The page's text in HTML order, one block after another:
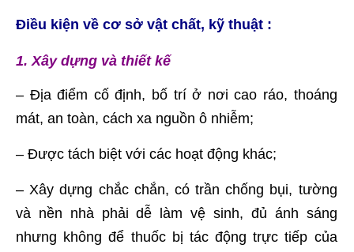
Điều kiện về cơ sở vật chất, kỹ thuật :
1. Xây dựng và thiết kế
– Địa điểm cố định, bố trí ở nơi cao ráo, thoáng
mát, an toàn, cách xa nguồn ô nhiễm;
– Được tách biệt với các hoạt động khác;
– Xây dựng chắc chắn, có trần chống bụi, tường
và nền nhà phải dễ làm vệ sinh, đủ ánh sáng
nhưng không để thuốc bị tác động trực tiếp của